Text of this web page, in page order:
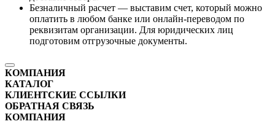
Безналичный расчет — выставим счет, который можно
оплатить в любом банке или онлайн-переводом по
реквизитам организации. Для юридических лиц
подготовим отгрузочные документы.
КОМПАНИЯ
КАТАЛОГ
КЛИЕНТСКИЕ ССЫЛКИ
ОБРАТНАЯ СВЯЗЬ
КОМПАНИЯ